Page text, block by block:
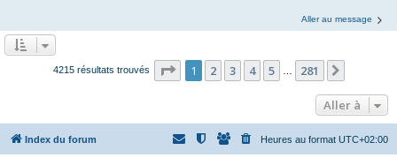
Aller au message
4215 résultats trouvés Page 1sur 281
1 2 3 4 5 281
Aller à
Index du forum Heures au format UTC+02:00